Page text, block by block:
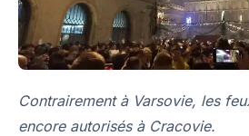
Contrairement à Varsovie, les
encore autorisés à Cracovie.